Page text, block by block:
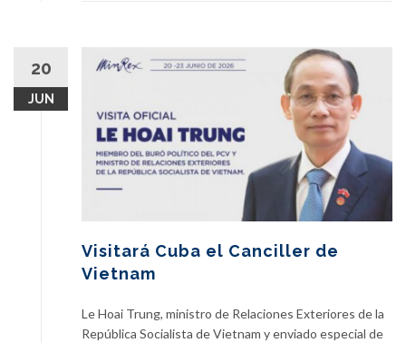
20
JUN
Visitará Cuba el Canciller de
Vietnam
Le Hoai Trung, ministro de Relaciones Exteriores de la
República Socialista de Vietnam y enviado especial de